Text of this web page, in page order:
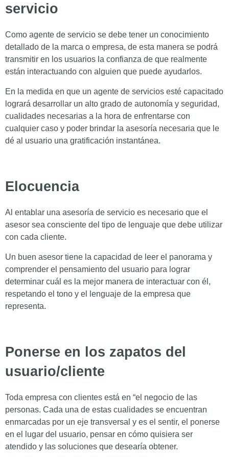
servicio
Como agente de servicio se debe tener un conocimiento
detallado de la marca o empresa, de esta manera se podrá
transmitir en los usuarios la confianza de que realmente
están interactuando con alguien que puede ayudarlos.
En la medida en que un agente de servicios esté capacitado
logrará desarrollar un alto grado de autonomía y seguridad,
cualidades necesarias a la hora de enfrentarse con
cualquier caso y poder brindar la asesoría necesaria que le
dé al usuario una gratificación instantánea.
Elocuencia
Al entablar una asesoría de servicio es necesario que el
asesor sea consciente del tipo de lenguaje que debe utilizar
con cada cliente.
Un buen asesor tiene la capacidad de leer el panorama y
comprender el pensamiento del usuario para lograr
determinar cuál es la mejor manera de interactuar con él,
respetando el tono y el lenguaje de la empresa que
representa.
Ponerse en los zapatos del
usuario/cliente
Toda empresa con clientes está en “el negocio de las
personas. Cada una de estas cualidades se encuentran
enmarcadas por un eje transversal y es el sentir, el ponerse
en el lugar del usuario, pensar en cómo quisiera ser
atendido y las soluciones que desearía obtener.